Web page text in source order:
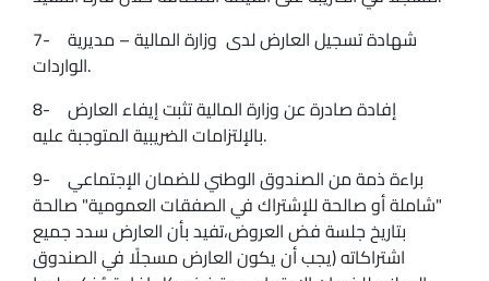
7- شهادة تسجيل العارض لدى وزارة المالية – مديرية
الواردات.
8- إفادة صادرة عن وزارة المالية تثبت إيفاء العارض
بالإلتزامات الضريبية المتوجبة عليه.
9- براءة ذمة من الصندوق الوطني للضمان الإجتماعي
"شاملة أو صالحة للإشتراك في الصفقات العمومية" صالحة
بتاريخ جلسة فض العروض،تفيد بأن العارض سدد جميع
اشتراكاته (يجب أن يكون العارض مسجلًا في الصندوق